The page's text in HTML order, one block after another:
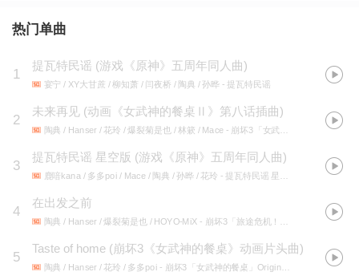
热门单曲
1
提瓦特民谣 (游戏《原神》五周年同人曲)
宴宁 / XY大甘蔗 / 柳知萧 / 闫夜桥 / 陶典 / 孙晔- 提瓦特民谣
2
未来再见 (动画《女武神的餐桌Ⅱ》第八话插曲)
陶典 / Hanser / 花玲 / 爆裂菊是也 / 林簌 / Mace - 崩坏3「女武神的餐桌Ⅱ」Original Soundtrack
3
提瓦特民谣 星空版 (游戏《原神》五周年同人曲)
鹿喑kana / 多多poi / Mace / 陶典 / 孙晔 / 花玲 - 提瓦特民谣 星空版
4
在出发之前
陶典 / Hanser / 爆裂菊是也 / HOYO-MiX - 崩坏3「旅途危机！圣芙蕾雅号特别事件」Original Soundtrack
5
Taste of home (崩坏3《女武神的餐桌》动画片头曲)
陶典 / Hanser / 花玲 / 多多poi - 崩坏3「女武神的餐桌」Original Soundtrack